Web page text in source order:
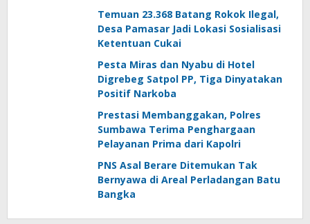
Temuan 23.368 Batang Rokok Ilegal,
Desa Pamasar Jadi Lokasi Sosialisasi
Ketentuan Cukai
Pesta Miras dan Nyabu di Hotel
Digrebeg Satpol PP, Tiga Dinyatakan
Positif Narkoba
Prestasi Membanggakan, Polres
Sumbawa Terima Penghargaan
Pelayanan Prima dari Kapolri
PNS Asal Berare Ditemukan Tak
Bernyawa di Areal Perladangan Batu
Bangka